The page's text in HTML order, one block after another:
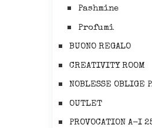
Pashmine
Profumi
BUONO REGALO
CREATIVITY ROOM
NOBLESSE OBLIGE
OUTLET
PROVOCATION A-I